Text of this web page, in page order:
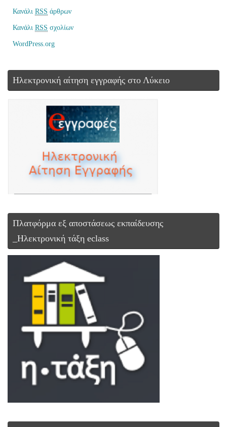
Κανάλι RSS άρθρων
Κανάλι RSS σχολίων
WordPress.org
Ηλεκτρονική αίτηση εγγραφής στο Λύκειο
Πλατφόρμα εξ αποστάσεως εκπαίδευσης
_Ηλεκτρονική τάξη eclass